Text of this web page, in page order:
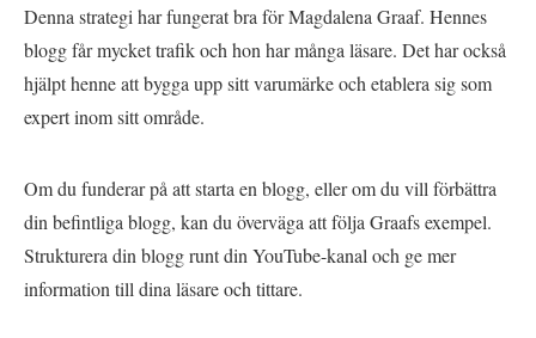
Denna strategi har fungerat bra för Magdalena Graaf. Hennes
blogg får mycket trafik och hon har många läsare. Det har också
hjälpt henne att bygga upp sitt varumärke och etablera sig som
expert inom sitt område.
Om du funderar på att starta en blogg, eller om du vill förbättra
din befintliga blogg, kan du överväga att följa Graafs exempel.
Strukturera din blogg runt din YouTube-kanal och ge mer
information till dina läsare och tittare.